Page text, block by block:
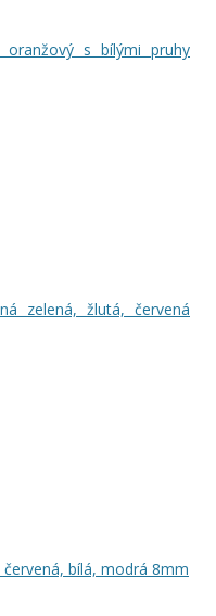
oranžový s bílými pruhy
zelená, žlutá, červená
bílá, modrá 8mm